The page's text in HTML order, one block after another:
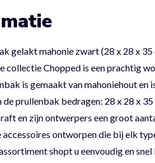
gelakt mahonie zwart (28 x 28 x 35
collectie Chopped is een prachtig
is gemaakt van mahoniehout en
prullenbak bedragen: 28 x 28 x
en zijn ontwerpers een groot
ontworpen die bij elk
shopt u eenvoudig en